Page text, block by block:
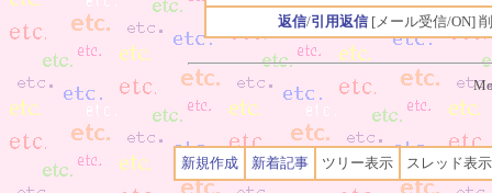
返信/引用返信 [メール受信/ON]
新規作成 新着記事 ツリー表示 スレッド表示